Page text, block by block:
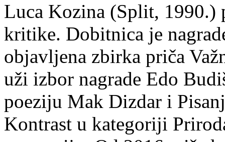
Luca Kozina (Split, 1990.)
kritike. Dobitnica je
objavljena zbirka priča
uži izbor nagrade Edo
poeziju Mak Dizdar i
Kontrast u kategoriji